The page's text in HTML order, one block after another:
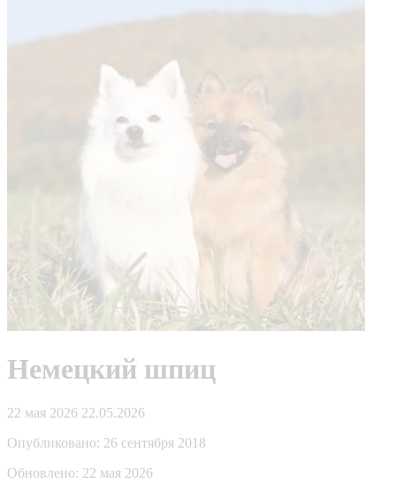
Немецкий шпиц
22 мая 2026 22.05.2026
Опубликовано: 26 сентября 2018
Обновлено: 22 мая 2026